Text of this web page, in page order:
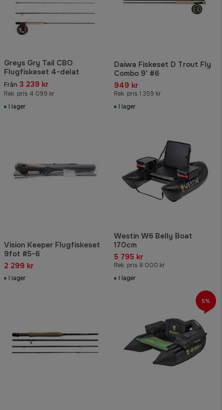
Greys Gry Tail CBO
Flugfiskeset 4-delat
Från 3 239 kr
Rek. pris 4 099 kr
I lager
Daiwa Fiskeset D Trout Fly
Combo 9' #6
949 kr
Rek. pris 1 359 kr
I lager
Vision Keeper Flugfiskeset
9fot #5-6
2 299 kr
I lager
Westin W6 Belly Boat
170cm
5 795 kr
Rek. pris 8 000 kr
I lager
5%